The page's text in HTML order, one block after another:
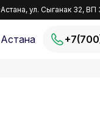
Астана, ул. Сыганак 32, ВП
Астана